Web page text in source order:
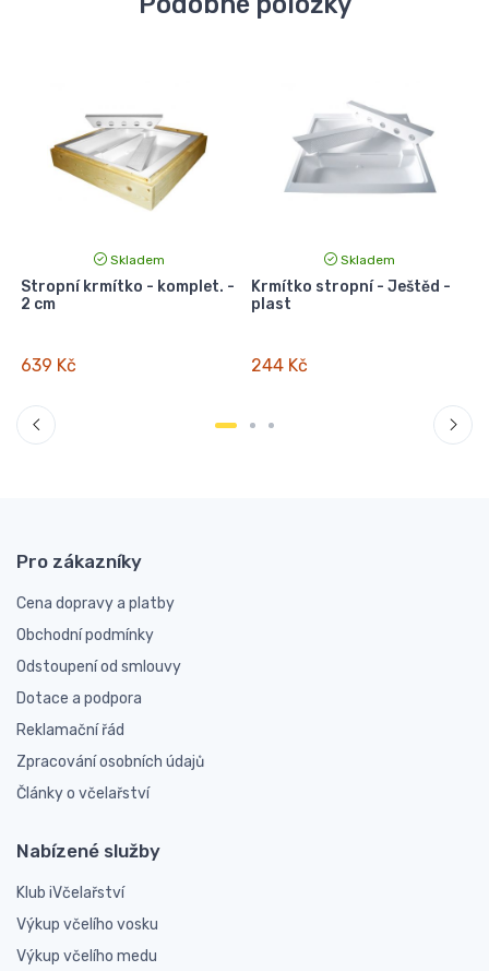
Skladem
Stropní krmítko - komplet. -
2 cm
639 Kč
Skladem
Krmítko stropní - Ještěd -
plast
244 Kč
Pro zákazníky
Cena dopravy a platby
Obchodní podmínky
Odstoupení od smlouvy
Dotace a podpora
Reklamační řád
Zpracování osobních údajů
Články o včelařství
Nabízené služby
Klub iVčelařství
Výkup včelího vosku
Výkup včelího medu